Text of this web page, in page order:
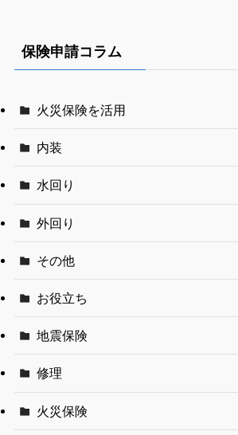
保険申請コラム
火災保険を活用
内装
水回り
外回り
その他
お役立ち
地震保険
修理
火災保険